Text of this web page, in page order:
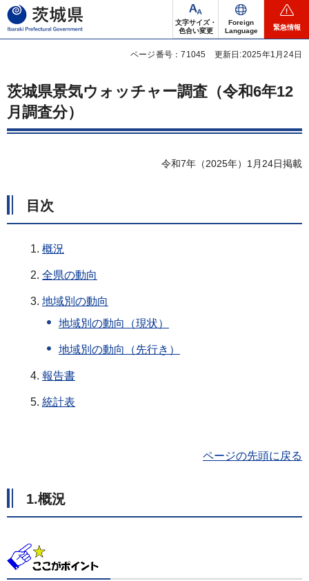
茨城県
文字サイズ・
色合い変更
Foreign
Language
緊急情報
ページ番号：71045 更新日:2025年1月24日
茨城県景気ウォッチャー調査（令和6年12
月調査分）
令和7年（2025年）1月24日掲載
目次
概況
全県の動向
地域別の動向
地域別の動向（現状）
地域別の動向（先行き）
報告書
統計表
ページの先頭に戻る
1.概況